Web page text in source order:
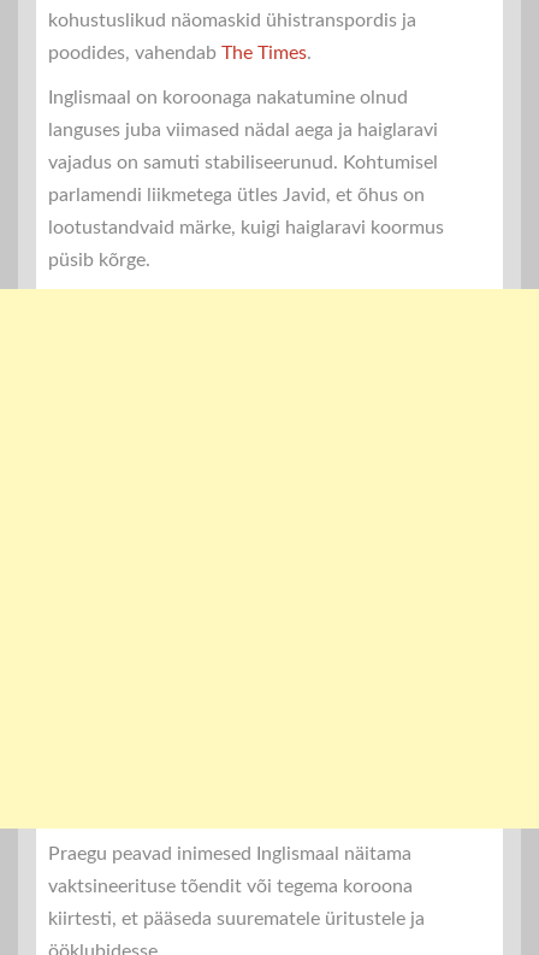
kohustuslikud näomaskid ühistranspordis ja
poodides, vahendab The Times.
Inglismaal on koroonaga nakatumine olnud
languses juba viimased nädal aega ja haiglaravi
vajadus on samuti stabiliseerunud. Kohtumisel
parlamendi liikmetega ütles Javid, et õhus on
lootustandvaid märke, kuigi haiglaravi koormus
püsib kõrge.
Praegu peavad inimesed Inglismaal näitama
vaktsineerituse tõendit või tegema koroona
kiirtesti, et pääseda suurematele üritustele ja